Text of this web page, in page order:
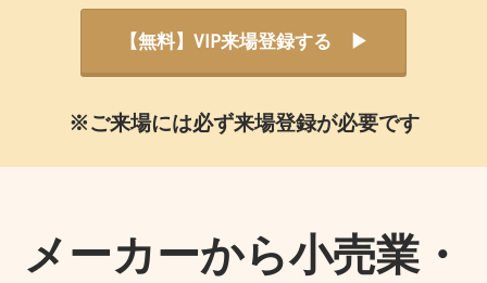
【無料】VIP来場登録する ▶
※ご来場には必ず来場登録が必要です
メーカーから小売業・